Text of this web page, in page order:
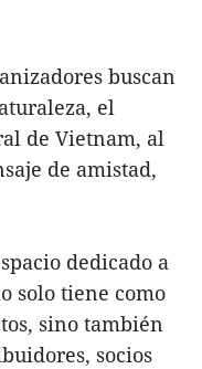
buscan
el
de Vietnam, al
de amistad,
dedicado a
solo tiene como
sino también
socios